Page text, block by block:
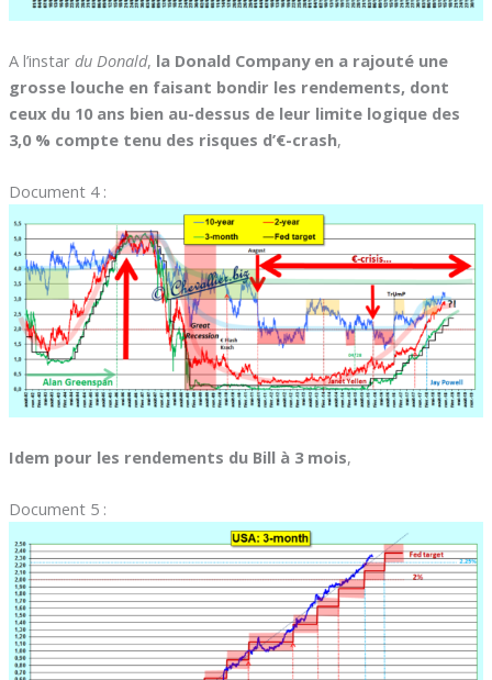
A l’instar du Donald, la Donald Company en a rajouté une
grosse louche en faisant bondir les rendements, dont
ceux du 10 ans bien au-dessus de leur limite logique des
3,0 % compte tenu des risques d’€-crash,
Document 4 :
Idem pour les rendements du Bill à 3 mois,
Document 5 :